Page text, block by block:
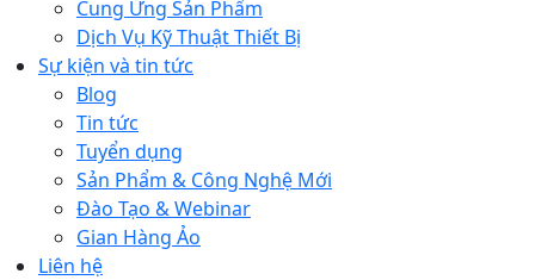
Cung Ứng Sản Phẩm
Dịch Vụ Kỹ Thuật Thiết Bị
Sự kiện và tin tức
Blog
Tin tức
Tuyển dụng
Sản Phẩm & Công Nghệ Mới
Đào Tạo & Webinar
Gian Hàng Ảo
Liên hệ